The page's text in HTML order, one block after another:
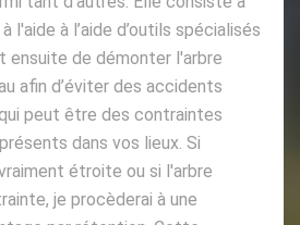
l'aide à l’aide d’outils spécialisés
ensuite de démonter l'arbre
afin d’éviter des accidents
peut être des contraintes
dans vos lieux. Si
étroite ou si l'arbre
je procèderai à une